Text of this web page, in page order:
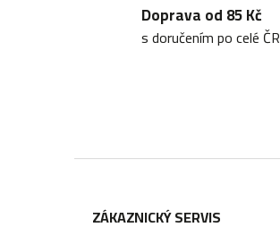
Doprava od 85 Kč
s doručením po celé ČR
ZÁKAZNICKÝ SERVIS